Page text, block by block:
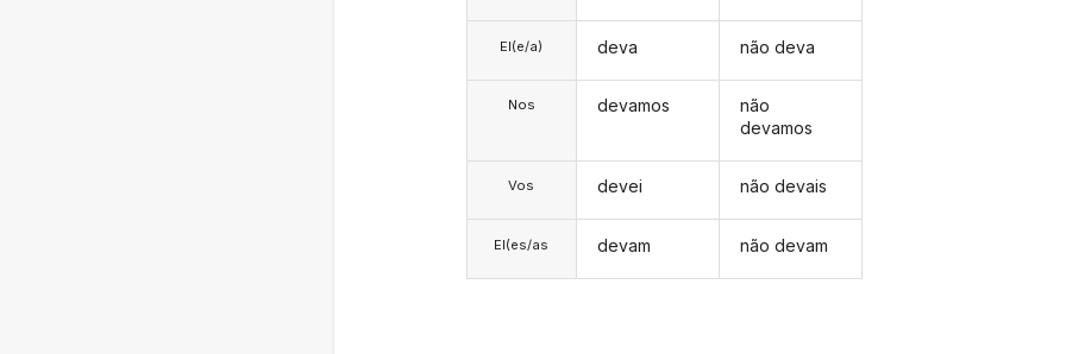
El(e/a)
Nos
Vos
El(es/as
deva
devamos
devei
devam
não deva
não
devamos
não devais
não devam